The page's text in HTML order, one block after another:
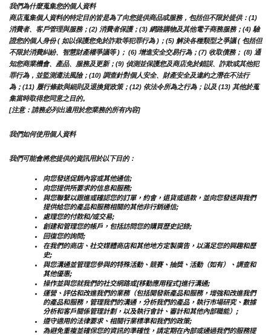
我們為什麼蒐集您的個人資料
商店蒐集個人資料的特定目的皆是為了向您提供商品或服務，包括但不限於提供：(1)
消費者、客戶管理與服務；(2) 消費者保護；(3) 網路購物及其他電子商務服務；(4) 驗
證您的個人身份 ( 如以保護您免於詐欺等犯罪行為 )；(5) 解決各種類型之爭議 ( 包括但
不限於消費糾紛、智慧財產權爭議等 )； (6) 增進安全交易行為；(7) 收取債務； (8) 通
知您商業機會、產品、服務及更新；(9) 偵測並保護您及商店免於錯誤、詐欺或其他犯
罪行為，並監測遵法風險；(10) 調查針對個人安全、財產安全及違約之潛在不法行
為；(11) 履行條款與細則及退換貨政策；(12) 依法令所為之行為；以及 (13) 其他於蒐
集當時取得您同意之目的。
[注意：請務必列出適用於您業務的所有內容]
我們如何使用個人資料
我們可能會將您提供的資訊用於以下目的：
向您發送促銷內容或其他通信;
向您提供所要求的信息和服務;
與您聯繫以跟進或確認您的訂單，約會，退貨或退款，並向您發送與我們
提供給您的產品和服務相關的其他非行銷通信;
處理您的付款和/或交易;
創建和管理您的帳戶，包括訪問您的購買歷史記錄;
回復您的詢問;
在我們的商店、社交媒體商店和其他地方定製廣告，以滿足您的興趣和歷
史;
與您溝通並管理您參與的特殊活動、競賽、抽獎、活動（如有）、調查和
其他優惠;
操作並與您就我們的社交網路或[移動應用程式]進行溝通;
運營、評估和改進我們的業務（包括開發新產品和服務，增強和改進我們
的產品和服務，管理我們的溝通，分析我們的產品，執行市場研究、數據
分析和客戶關係管理計劃，以及執行會計、審計和其他內部職能）;
遵守適用的法律要求、相關行業標準和我們的政策;
為避免重複並確保您的資訊的準確性，請定期在內部或通過我們的服務提